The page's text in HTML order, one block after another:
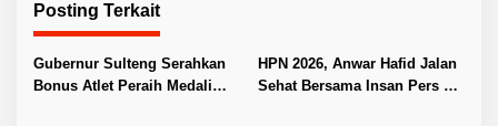
g
a
s
Posting Terkait
Gubernur Sulteng Serahkan
Bonus Atlet Peraih Medali
HPN 2026, Anwar Hafid Jalan
Sehat Bersama Insan Pers di